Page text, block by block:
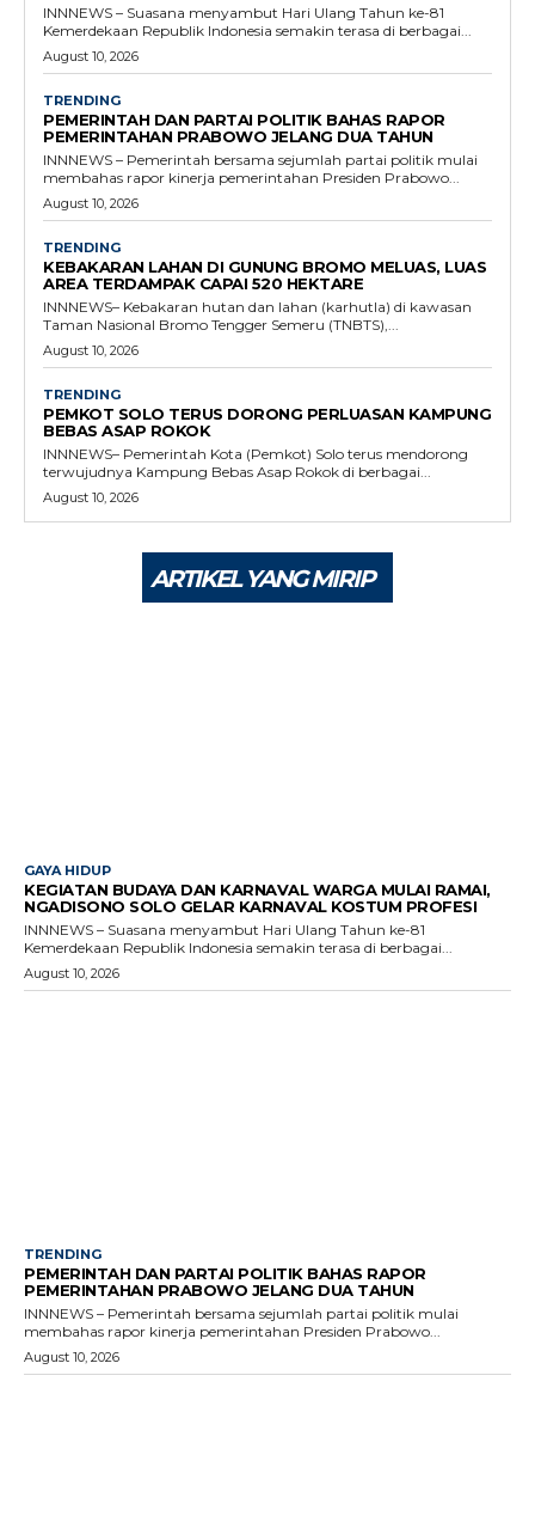
INNNEWS – Suasana menyambut Hari Ulang Tahun ke-81
Kemerdekaan Republik Indonesia semakin terasa di berbagai...
August 10, 2026
TRENDING
PEMERINTAH DAN PARTAI POLITIK BAHAS RAPOR
PEMERINTAHAN PRABOWO JELANG DUA TAHUN
INNNEWS – Pemerintah bersama sejumlah partai politik mulai
membahas rapor kinerja pemerintahan Presiden Prabowo...
August 10, 2026
TRENDING
KEBAKARAN LAHAN DI GUNUNG BROMO MELUAS, LUAS
AREA TERDAMPAK CAPAI 520 HEKTARE
INNNEWS– Kebakaran hutan dan lahan (karhutla) di kawasan
Taman Nasional Bromo Tengger Semeru (TNBTS),...
August 10, 2026
TRENDING
PEMKOT SOLO TERUS DORONG PERLUASAN KAMPUNG
BEBAS ASAP ROKOK
INNNEWS– Pemerintah Kota (Pemkot) Solo terus mendorong
terwujudnya Kampung Bebas Asap Rokok di berbagai...
August 10, 2026
ARTIKEL YANG MIRIP
GAYA HIDUP
KEGIATAN BUDAYA DAN KARNAVAL WARGA MULAI RAMAI,
NGADISONO SOLO GELAR KARNAVAL KOSTUM PROFESI
INNNEWS – Suasana menyambut Hari Ulang Tahun ke-81
Kemerdekaan Republik Indonesia semakin terasa di berbagai...
August 10, 2026
TRENDING
PEMERINTAH DAN PARTAI POLITIK BAHAS RAPOR
PEMERINTAHAN PRABOWO JELANG DUA TAHUN
INNNEWS – Pemerintah bersama sejumlah partai politik mulai
membahas rapor kinerja pemerintahan Presiden Prabowo...
August 10, 2026